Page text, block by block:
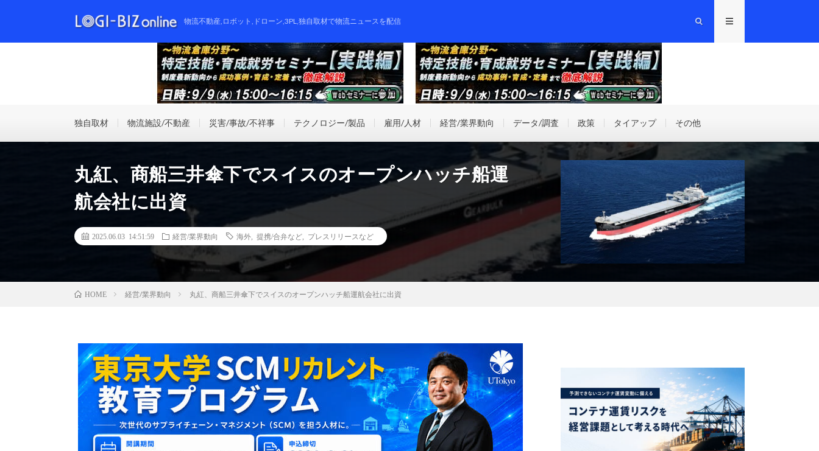
物流不動産,ロボット,ドローン,3PL,独自取材で物流ニュースを配信
独自取材 物流施設/不動産 災害/事故/不祥事 テクノロジー/製品 雇用/人材 経営/業界動向 データ/調査 政策 タイアップ その他
丸紅、商船三井傘下でスイスのオープンハッチ船運
航会社に出資
2025.06.03 14:51:59 経営/業界動向 海外 提携/合弁など プレスリリースなど
HOME 経営/業界動向 丸紅、商船三井傘下でスイスのオープンハッチ船運航会社に出資